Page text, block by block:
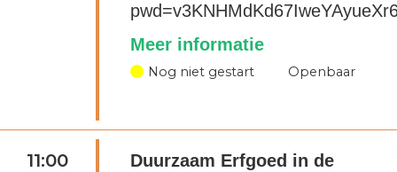
Meer informatie
Nog niet gestart Openbaar
11:00
Duurzaam Erfgoed in de